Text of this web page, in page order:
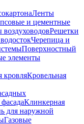
Ленты
и цементные
Решетки
Черепица и
Поверхностный
элементы
кровляКровельная
Клинкерная
для наружной
Газовые